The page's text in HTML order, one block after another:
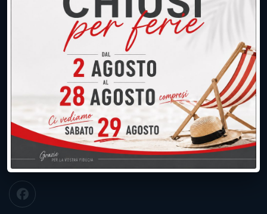
UNICA SEDE: CALCO (Lecco)
039.677.2778
039.677.2778
info@peregoarredamenti.it
ORARI: 09.00/12.00 - 15.00/19.15
Chiuso domenica e lunedì mattina